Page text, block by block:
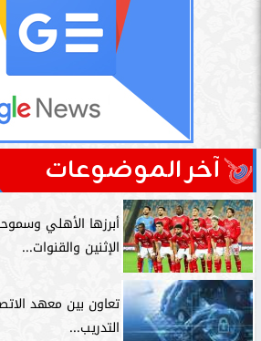
آخر الموضوعات
أبرزها الأهلي
الإثنين والقنوات...
تعاون بين معهد
التدريب...